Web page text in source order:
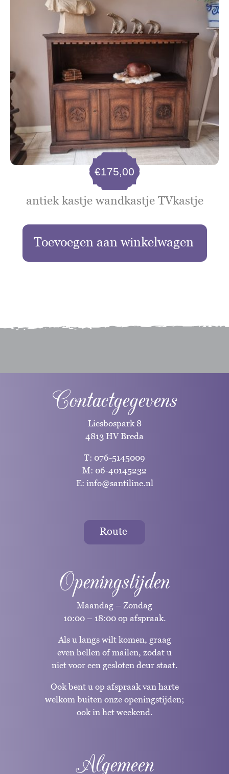
antiek kastje wandkastje TVkastje
€175,00
Toevoegen aan winkelwagen
Contactgegevens
Liesbospark 8
4813 HV Breda
T: 076-5145009
M: 06-40145232
E: info@santiline.nl
Route
Openingstijden
Maandag – Zondag
10:00 – 18:00 op afspraak.
Als u langs wilt komen, graag
even bellen of mailen, zodat u
niet voor een gesloten deur staat.
Ook bent u op afspraak van harte
welkom buiten onze openingstijden;
ook in het weekend.
Algemeen